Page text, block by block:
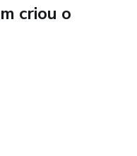
criou o